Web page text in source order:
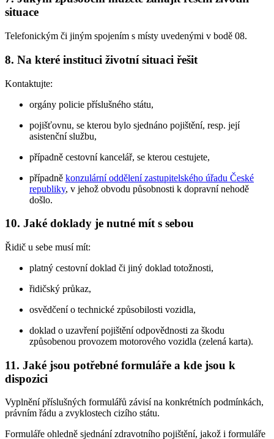
situace
Telefonickým či jiným spojením s místy uvedenými v bodě 08.
8. Na které instituci životní situaci řešit
Kontaktujte:
orgány policie příslušného státu,
pojišťovnu, se kterou bylo sjednáno pojištění, resp. její
asistenční službu,
případně cestovní kancelář, se kterou cestujete,
případně konzulární oddělení zastupitelského úřadu České
republiky, v jehož obvodu působnosti k dopravní nehodě
došlo.
10. Jaké doklady je nutné mít s sebou
Řidič u sebe musí mít:
platný cestovní doklad či jiný doklad totožnosti,
řidičský průkaz,
osvědčení o technické způsobilosti vozidla,
doklad o uzavření pojištění odpovědnosti za škodu
způsobenou provozem motorového vozidla (zelená karta).
11. Jaké jsou potřebné formuláře a kde jsou k
dispozici
Vyplnění příslušných formulářů závisí na konkrétních podmínkách,
právním řádu a zvyklostech cizího státu.
Formuláře ohledně sjednání zdravotního pojištění, jakož i formuláře